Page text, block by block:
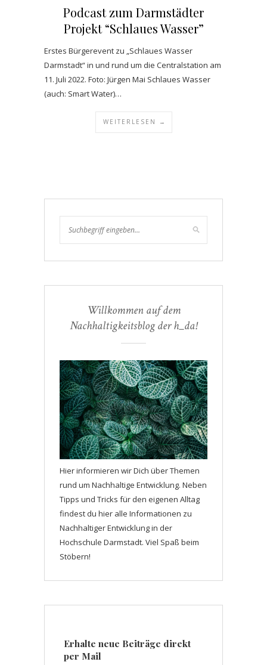
Podcast zum Darmstädter
Projekt “Schlaues Wasser”
Erstes Bürgerevent zu „Schlaues Wasser
Darmstadt“ in und rund um die Centralstation am
11. Juli 2022. Foto: Jürgen Mai Schlaues Wasser
(auch: Smart Water)…
WEITERLESEN →
Willkommen auf dem
Nachhaltigkeitsblog der h_da!
Hier informieren wir Dich über Themen
rund um Nachhaltige Entwicklung. Neben
Tipps und Tricks für den eigenen Alltag
findest du hier alle Informationen zu
Nachhaltiger Entwicklung in der
Hochschule Darmstadt. Viel Spaß beim
Stöbern!
Erhalte neue Beiträge direkt
per Mail